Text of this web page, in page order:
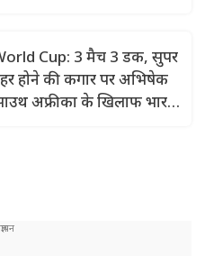
Cup: 3 मैच 3 डक, सुपर
होने की कगार पर अभिषेक
अफ्रीका के खिलाफ भारत